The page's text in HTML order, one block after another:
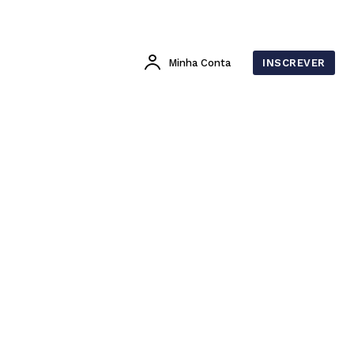
Minha Conta INSCREVER